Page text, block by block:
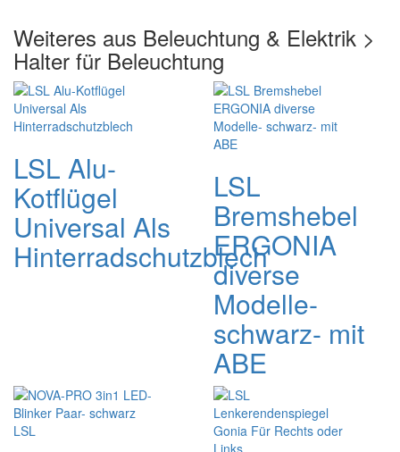
Weiteres aus Beleuchtung & Elektrik >
Halter für Beleuchtung
LSL Alu-
Kotflügel
Universal Als
Hinterradschutzblech
LSL
Bremshebel
ERGONIA
diverse
Modelle-
schwarz- mit
ABE